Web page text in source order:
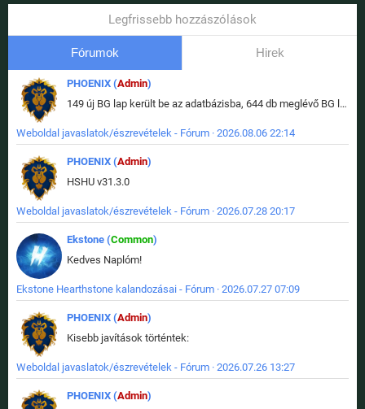
Legfrissebb hozzászólások
Fórumok Hirek
PHOENIX (Admin)
149 új BG lap került be az adatbázisba, 644 db meglévő BG lap módosult, bekerültek az új képek a megváltozott lapokhoz is.
Weboldal javaslatok/észrevételek - Fórum · 2026.08.06 22:14
PHOENIX (Admin)
HSHU v31.3.0
Weboldal javaslatok/észrevételek - Fórum · 2026.07.28 20:17
Ekstone (Common)
Kedves Naplóm!
Ekstone Hearthstone kalandozásai - Fórum · 2026.07.27 07:09
PHOENIX (Admin)
Kisebb javítások történtek:
Weboldal javaslatok/észrevételek - Fórum · 2026.07.26 13:27
PHOENIX (Admin)